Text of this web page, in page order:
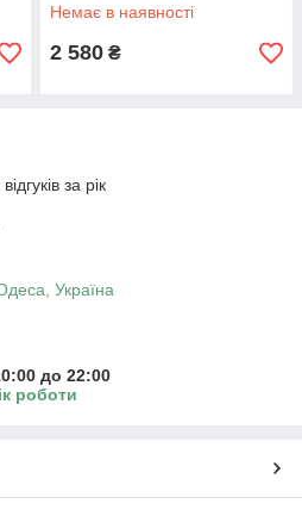
Немає в наявності
2 580 ₴
за рік
Україна
до 22:00
роботи